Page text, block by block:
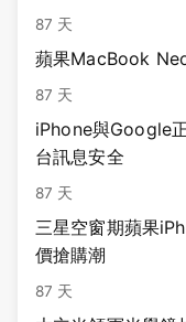
87 天
蘋果MacBook
87 天
iPhone與Google
台訊息安全
87 天
三星空窗期蘋果
價搶購潮
87 天